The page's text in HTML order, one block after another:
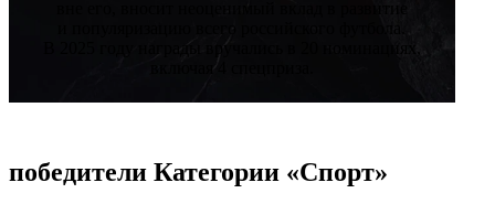
и популяризацию всего российского футбола.
В 2025 году награды вручались в 20 номинациях,
включая 4 спецприза.
победители Категории «Спорт»